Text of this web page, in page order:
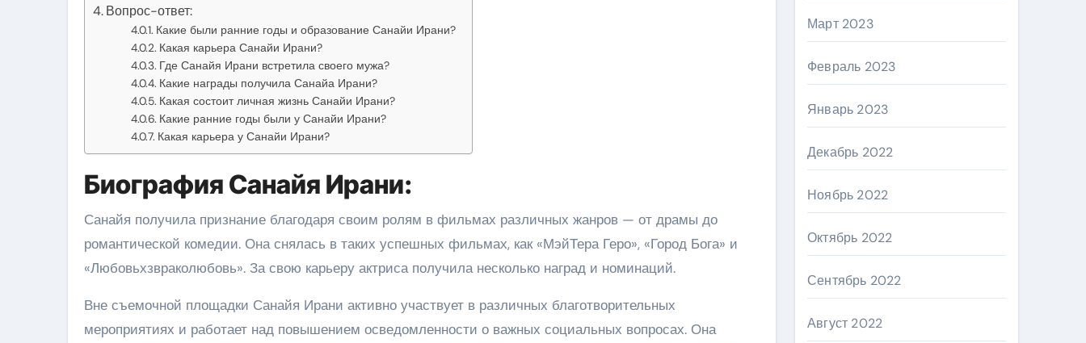
Вопрос-ответ:
Какие были ранние годы и образование Санайи Ирани?
Какая карьера Санайи Ирани?
Где Санайя Ирани встретила своего мужа?
Какие награды получила Санайа Ирани?
Какая состоит личная жизнь Санайи Ирани?
Какие ранние годы были у Санайи Ирани?
Какая карьера у Санайи Ирани?
Биография Санайя Ирани:
Санайя получила признание благодаря своим ролям в фильмах различных жанров — от драмы до
романтической комедии. Она снялась в таких успешных фильмах, как «МэйТера Геро», «Город Бога» и
«Любовьхзвраколюбовь». За свою карьеру актриса получила несколько наград и номинаций.
Вне съемочной площадки Санайя Ирани активно участвует в различных благотворительных
мероприятиях и работает над повышением осведомленности о важных социальных вопросах. Она
Март 2023
Февраль 2023
Январь 2023
Декабрь 2022
Ноябрь 2022
Октябрь 2022
Сентябрь 2022
Август 2022